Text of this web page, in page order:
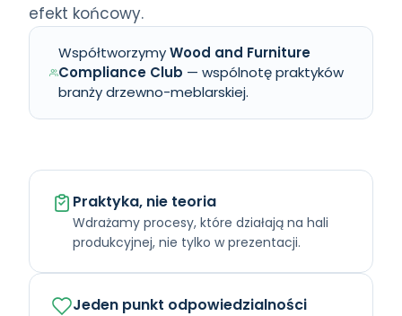
efekt końcowy.
WspółtworzymyWood and Furniture
Compliance Club — wspólnotę praktyków
branży drzewno-meblarskiej.
Praktyka, nie teoria
Wdrażamy procesy, które działają na hali
produkcyjnej, nie tylko w prezentacji.
Jeden punkt odpowiedzialności